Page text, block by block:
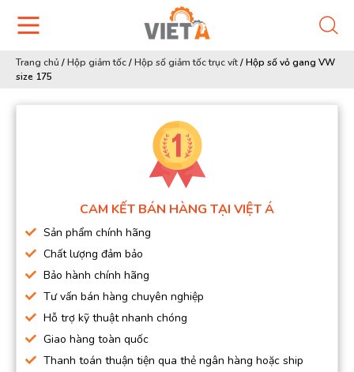
Trang chủ /Hộp giảm tốc/Hộp số giảm tốc trục vít/Hộp số vỏ gang VW
size 175
CAM KẾT BÁN HÀNG TẠI VIỆT Á
Sản phẩm chính hãng
Chất lượng đảm bảo
Bảo hành chính hãng
Tư vấn bán hàng chuyên nghiệp
Hỗ trợ kỹ thuật nhanh chóng
Giao hàng toàn quốc
Thanh toán thuận tiện qua thẻ ngân hàng hoặc ship